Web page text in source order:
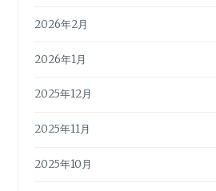
2026年2月
2026年1月
2025年12月
2025年11月
2025年10月